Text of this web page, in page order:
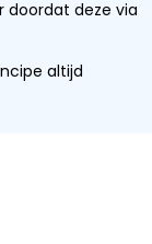
doordat deze via
altijd